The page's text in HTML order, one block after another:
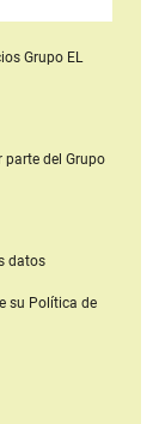
Grupo EL
parte del Grupo
datos
su Política de